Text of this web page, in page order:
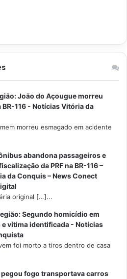
João do Açougue morreu
116 - Notícias Vitória da
morreu esmagado em acidente
abandona passageiros e
da PRF na BR-116 –
da Conquis – News Conect
original […]...
Segundo homicídio em
vítima identificada - Notícias
foi morto a tiros dentro de casa
fogo transportava carros